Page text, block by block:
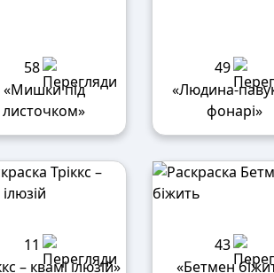
58
«Мишки під
листочком»
49
«Людина-
фонарі»
11
– квамі ілюзій»
43
«Бетмен